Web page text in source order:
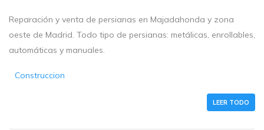
Reparación y venta de persianas en Majadahonda y zona
oeste de Madrid. Todo tipo de persianas: metálicas, enrollables,
automáticas y manuales.
Construccion
LEER TODO